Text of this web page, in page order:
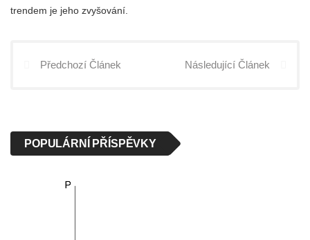
trendem je jeho zvyšování.
Předchozí Článek Následující Článek
POPULÁRNÍ PŘÍSPĚVKY